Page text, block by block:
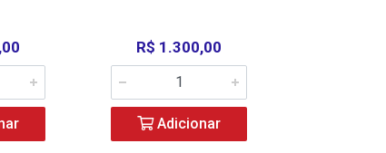
R$ 1.300,00
Adicionar